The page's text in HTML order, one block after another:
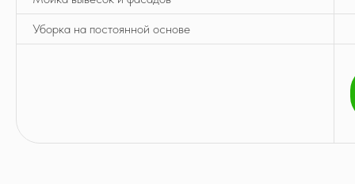
Уборка на постоянной основе